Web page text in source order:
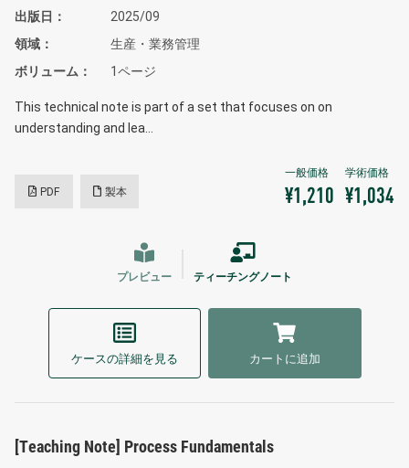
出版日
2025/09
領域
生産・業務管理
ボリューム
1ページ
This technical note is part of a set that focuses on on
understanding and lea…
PDF 製本 ¥1,210 ¥1,034
プレビュー ティーチングノート
ケースの詳細を見る カートに追加
[Teaching Note] Process Fundamentals